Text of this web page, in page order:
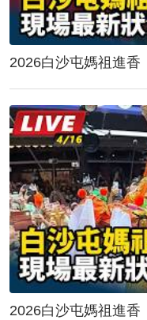
2026白沙屯媽祖進香
2026白沙屯媽祖進